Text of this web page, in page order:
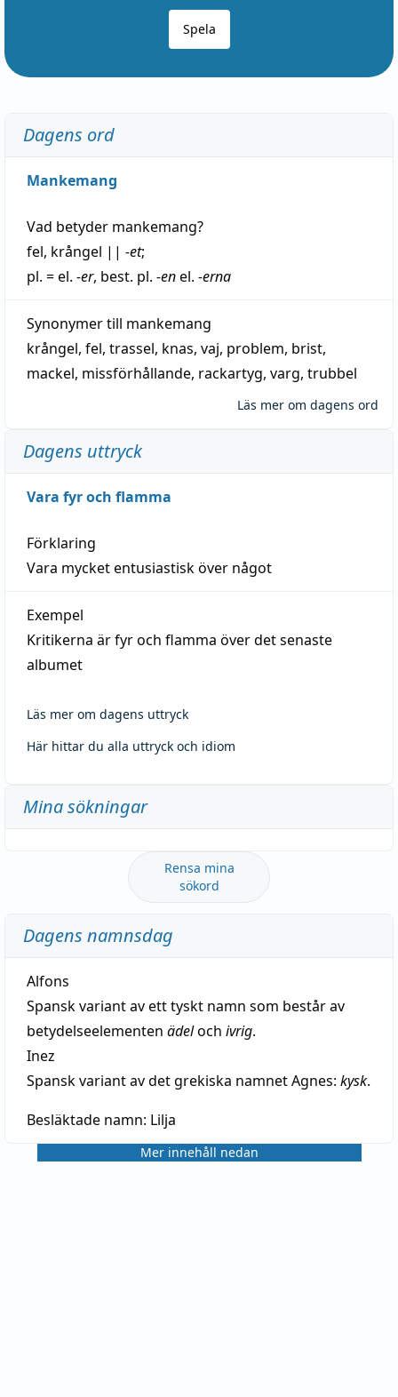
Spela
Dagens ord
Mankemang
Vad betyder mankemang?
fel, krångel || -et;
pl. = el. -er, best. pl. -enel. -erna
Synonymer till mankemang
krångel, fel, trassel, knas, vaj, problem, brist,
mackel, missförhållande, rackartyg, varg, trubbel
Läs mer om dagens ord
Dagens uttryck
Vara fyr och flamma
Förklaring
Vara mycket entusiastisk över något
Exempel
Kritikerna är fyr och flamma över det senaste
albumet
Läs mer om dagens uttryck
Här hittar du alla uttryck och idiom
Mina sökningar
Rensa mina
sökord
Dagens namnsdag
Alfons
Spansk variant av ett tyskt namn som består av
betydelseelementen ädeloch ivrig.
Inez
Spansk variant av det grekiska namnet Agnes: kysk.
Besläktade namn: Lilja
Mer innehåll nedan